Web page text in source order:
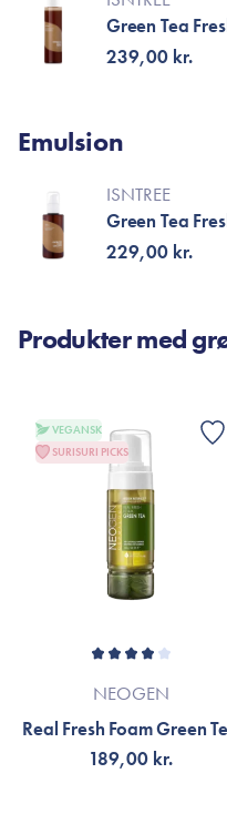
Green Tea
239,00 kr.
Emulsion
ISNTREE
Green Tea
229,00 kr.
Produkter med
VEGANSK
SURISURI PICKS
NEOGEN
Real Fresh Foam Green
189,00 kr.